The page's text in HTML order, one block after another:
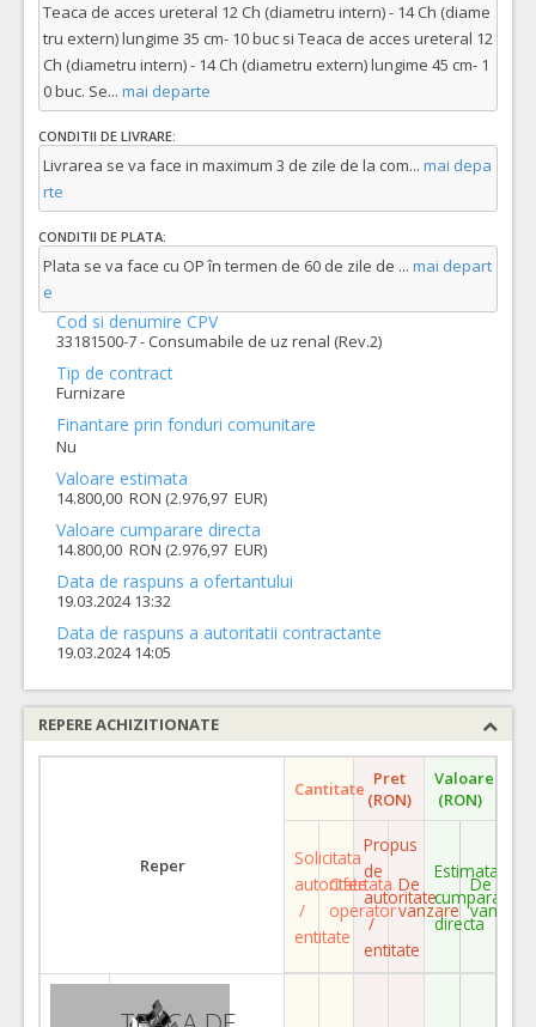
Teaca de acces ureteral 12 Ch (diametru intern) - 14 Ch (diame
tru extern) lungime 35 cm- 10 buc si Teaca de acces ureteral 12
Ch (diametru intern) - 14 Ch (diametru extern) lungime 45 cm- 1
0 buc. Se... mai departe
CONDITII DE LIVRARE:
Livrarea se va face in maximum 3 de zile de la com... mai depa
rte
CONDITII DE PLATA:
Plata se va face cu OP în termen de 60 de zile de ... mai depart
e
Cod si denumire CPV
33181500-7 - Consumabile de uz renal (Rev.2)
Tip de contract
Furnizare
Finantare prin fonduri comunitare
Nu
Valoare estimata
14.800,00 RON (2.976,97 EUR)
Valoare cumparare directa
14.800,00 RON (2.976,97 EUR)
Data de raspuns a ofertantului
19.03.2024 13:32
Data de raspuns a autoritatii contractante
19.03.2024 14:05
REPERE ACHIZITIONATE
Reper
Cantitate Pret
(RON)
Valoare
(RON)
Solicitata
autoritate
/
entitate
Ofertata
operator
Propus
de
autoritate
/
entitate
De
vanzare
Estimata
cumparare
directa
De
vanzare